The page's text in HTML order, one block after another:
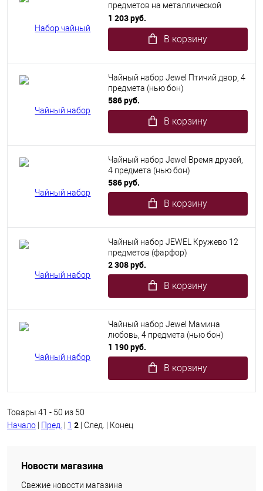
предметов на металлической
подставке (керамика)
1 203 руб.
В корзину
Чайный набор Jewel Птичий двор, 4
предмета (нью бон)
586 руб.
В корзину
Чайный набор Jewel Время друзей,
4 предмета (нью бон)
586 руб.
В корзину
Чайный набор JEWEL Кружево 12
предметов (фарфор)
2 308 руб.
В корзину
Чайный набор Jewel Мамина
любовь, 4 предмета (нью бон)
1 190 руб.
В корзину
Товары 41 - 50 из 50
Начало
Пред. 1 2 | След. | Конец
Новости магазина
Свежие новости магазина